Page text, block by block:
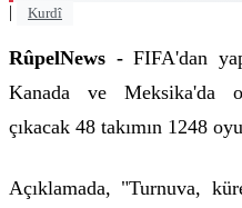
|
Kurdî
RûpelNews -FIFA'dan
Kanada ve Meksika'da
çıkacak 48 takımın 1248
Açıklamada, "Turnuva,